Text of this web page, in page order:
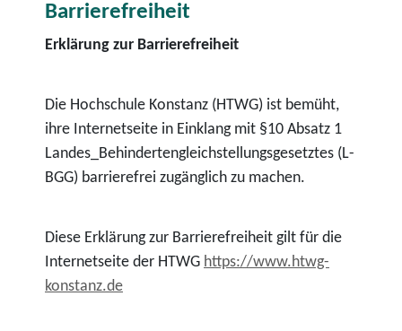
Barrierefreiheit
Erklärung zur Barrierefreiheit
Die Hochschule Konstanz (HTWG) ist bemüht,
ihre Internetseite in Einklang mit §10 Absatz 1
Landes_Behindertengleichstellungsgesetztes (L-
BGG) barrierefrei zugänglich zu machen.
Diese Erklärung zur Barrierefreiheit gilt für die
Internetseite der HTWG https://www.htwg-
konstanz.de